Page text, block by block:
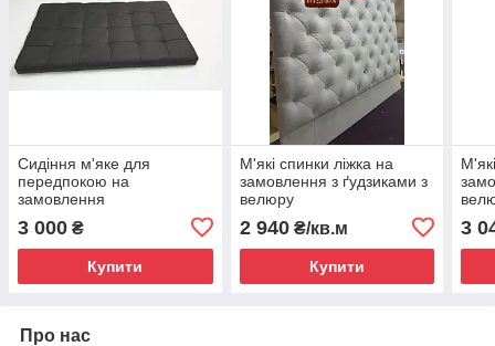
Сидіння м'яке для
передпокою на
замовлення
3 000 ₴
Купити
М'які спинки ліжка на
замовлення з ґудзиками з
велюру
2 940₴/кв.м
Купити
3
Про нас